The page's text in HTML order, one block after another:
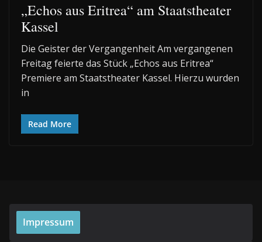
„Echos aus Eritrea“ am Staatstheater
Kassel
Die Geister der Vergangenheit Am vergangenen
Freitag feierte das Stück „Echos aus Eritrea“
Premiere am Staatstheater Kassel. Hierzu wurden
in
Read More
Impressum